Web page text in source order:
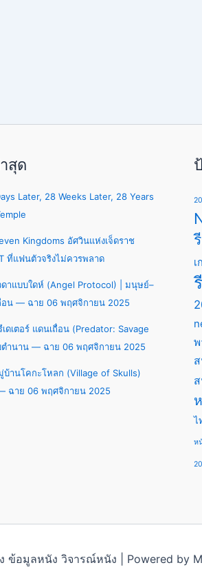
สุด
Later, 28 Weeks Later, 28 Years
Kingdoms อัศวินแห่งเจ็ดราช
ที่แฟนตัวจริงไม่ควรพลาด
ดาแบบใดห์ (Angel Protocol) | มนุษย์–
อน — ฉาย 06 พฤศจิกายน 2025
เตอร์ แดนเถื่อน (Predator: Savage
ตำนาน — ฉาย 06 พฤศจิกายน 2025
านโคกะโหลก (Village of Skulls)
ฉาย 06 พฤศจิกายน 2025
เ
ไ
ห
ข้อมูลหนัง วิจารณ์หนัง | Powered by